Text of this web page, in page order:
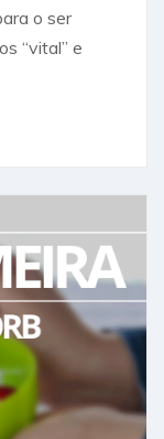
o ser
“vital” e